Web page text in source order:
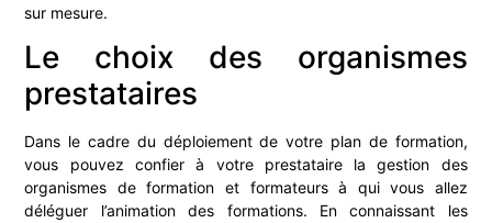
sur mesure.
Le choix des organismes
prestataires
Dans le cadre du déploiement de votre plan de formation,
vous pouvez confier à votre prestataire la gestion des
organismes de formation et formateurs à qui vous allez
déléguer l’animation des formations. En connaissant les